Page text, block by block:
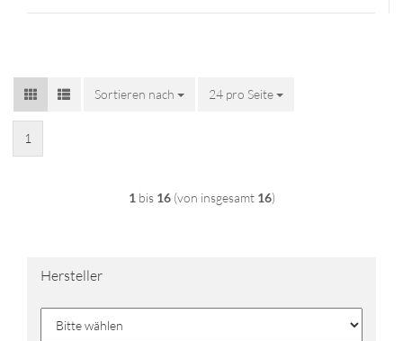
Sortieren nach
Sortieren nach 24 pro Seite
pro Seite
1
1 bis 16(von insgesamt 16)
Hersteller